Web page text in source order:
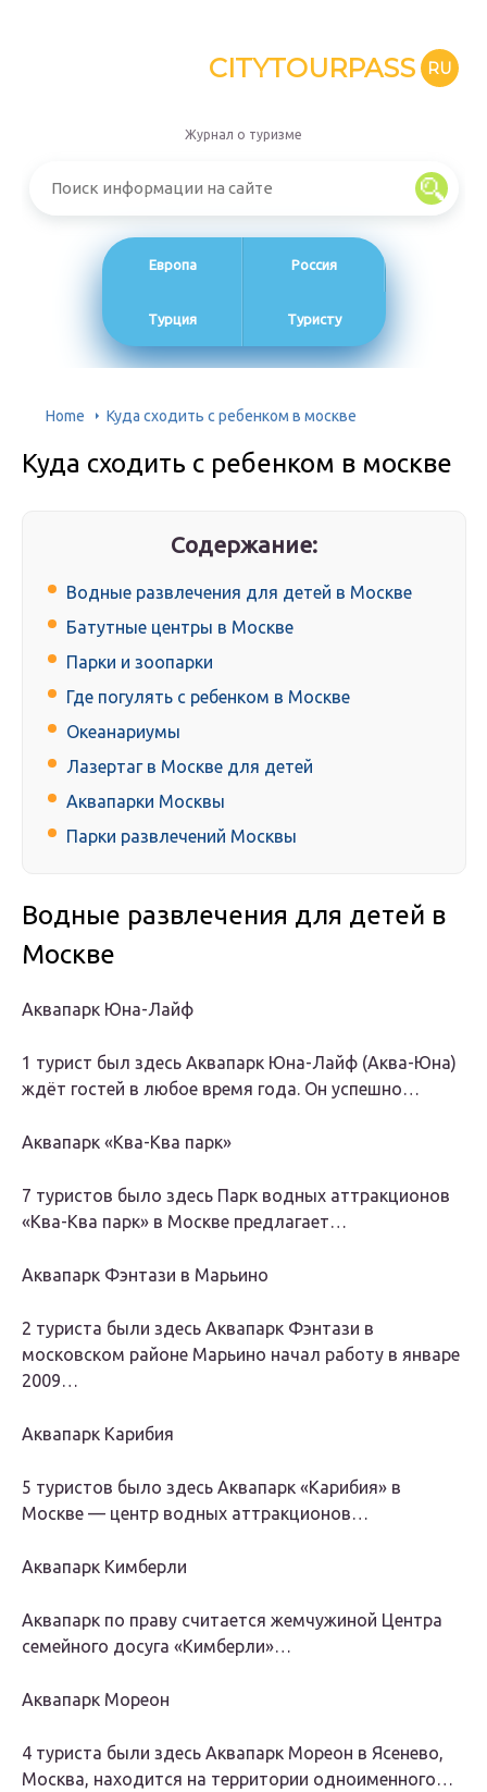
CITYTOURPASS RU
Журнал о туризме
Европа Россия
Турция Туристу
Home Куда сходить с ребенком в москве
Куда сходить с ребенком в москве
Содержание:
Водные развлечения для детей в Москве
Батутные центры в Москве
Парки и зоопарки
Где погулять с ребенком в Москве
Океанариумы
Лазертаг в Москве для детей
Аквапарки Москвы
Парки развлечений Москвы
Водные развлечения для детей в
Москве
Аквапарк Юна-Лайф
1 турист был здесь Аквапарк Юна-Лайф (Аква-Юна)
ждёт гостей в любое время года. Он успешно…
Аквапарк «Ква-Ква парк»
7 туристов было здесь Парк водных аттракционов
«Ква-Ква парк» в Москве предлагает…
Аквапарк Фэнтази в Марьино
2 туристa были здесь Аквапарк Фэнтази в
московском районе Марьино начал работу в январе
2009…
Аквапарк Карибия
5 туристов было здесь Аквапарк «Карибия» в
Москве — центр водных аттракционов…
Аквапарк Кимберли
Аквапарк по праву считается жемчужиной Центра
семейного досуга «Кимберли»…
Аквапарк Мореон
4 туристa были здесь Аквапарк Мореон в Ясенево,
Москва, находится на территории одноименного…